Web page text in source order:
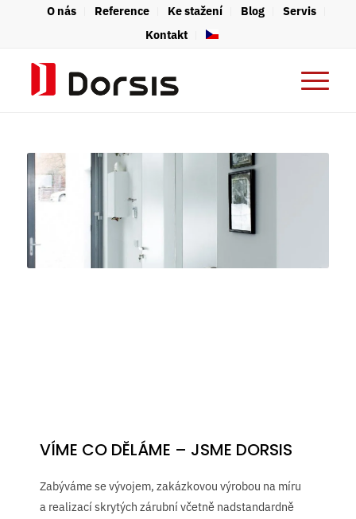
O nás Reference Ke stažení Blog
Servis
Kontakt
VÍME CO DĚLÁME – JSME DORSIS
Zabýváme se vývojem, zakázkovou výrobou na míru
a realizací skrytých zárubní včetně nadstandardně